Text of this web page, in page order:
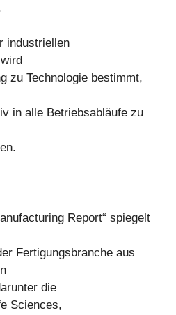
industriellen
zu Technologie bestimmt,
in alle Betriebsabläufe zu
Report“ spiegelt
Fertigungsbranche aus
die
Sciences,